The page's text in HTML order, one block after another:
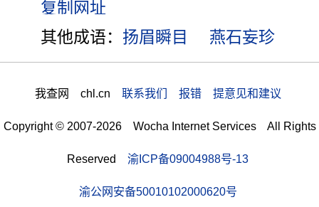
其他成语： 扬眉瞬目 燕石妄珍
我查网 chl.cn 联系我们 报错 提意见和建议
Copyright © 2007-2026 Wocha Internet Services All Rights
Reserved 渝ICP备09004988号-13
渝公网安备50010102000620号